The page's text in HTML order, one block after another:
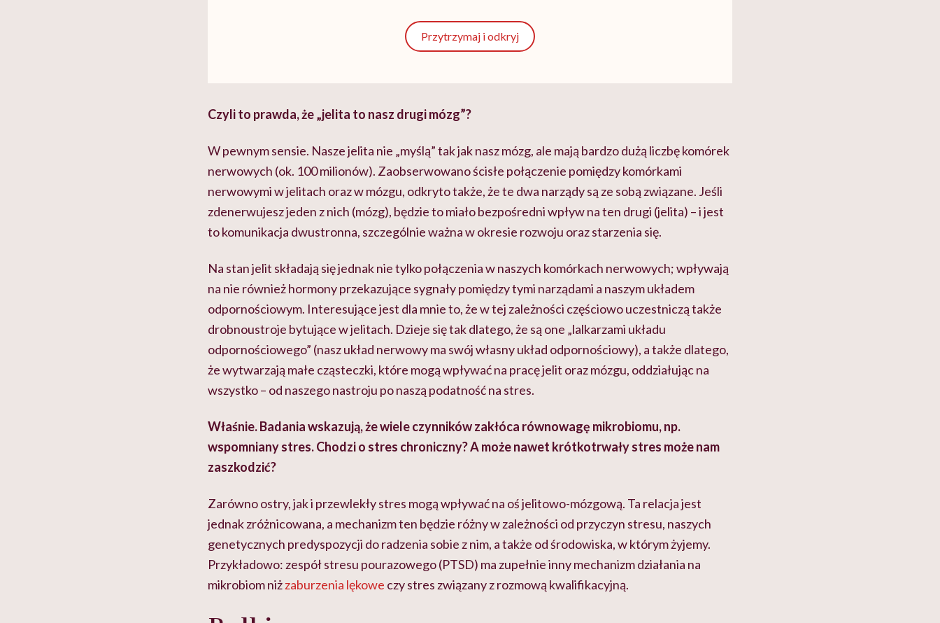
Przytrzymaj i odkryj
Czyli to prawda, że „jelita to nasz drugi mózg”?
W pewnym sensie. Nasze jelita nie „myślą” tak jak nasz mózg, ale mają bardzo dużą liczbę komórek
nerwowych (ok. 100 milionów). Zaobserwowano ścisłe połączenie pomiędzy komórkami
nerwowymi w jelitach oraz w mózgu, odkryto także, że te dwa narządy są ze sobą związane. Jeśli
zdenerwujesz jeden z nich (mózg), będzie to miało bezpośredni wpływ na ten drugi (jelita) – i jest
to komunikacja dwustronna, szczególnie ważna w okresie rozwoju oraz starzenia się.
Na stan jelit składają się jednak nie tylko połączenia w naszych komórkach nerwowych; wpływają
na nie również hormony przekazujące sygnały pomiędzy tymi narządami a naszym układem
odpornościowym. Interesujące jest dla mnie to, że w tej zależności częściowo uczestniczą także
drobnoustroje bytujące w jelitach. Dzieje się tak dlatego, że są one „lalkarzami układu
odpornościowego” (nasz układ nerwowy ma swój własny układ odpornościowy), a także dlatego,
że wytwarzają małe cząsteczki, które mogą wpływać na pracę jelit oraz mózgu, oddziałując na
wszystko – od naszego nastroju po naszą podatność na stres.
Właśnie. Badania wskazują, że wiele czynników zakłóca równowagę mikrobiomu, np.
wspomniany stres. Chodzi o stres chroniczny? A może nawet krótkotrwały stres może nam
zaszkodzić?
Zarówno ostry, jak i przewlekły stres mogą wpływać na oś jelitowo-mózgową. Ta relacja jest
jednak zróżnicowana, a mechanizm ten będzie różny w zależności od przyczyn stresu, naszych
genetycznych predyspozycji do radzenia sobie z nim, a także od środowiska, w którym żyjemy.
Przykładowo: zespół stresu pourazowego (PTSD) ma zupełnie inny mechanizm działania na
mikrobiom niżzaburzenia lękowe czy stres związany z rozmową kwalifikacyjną.